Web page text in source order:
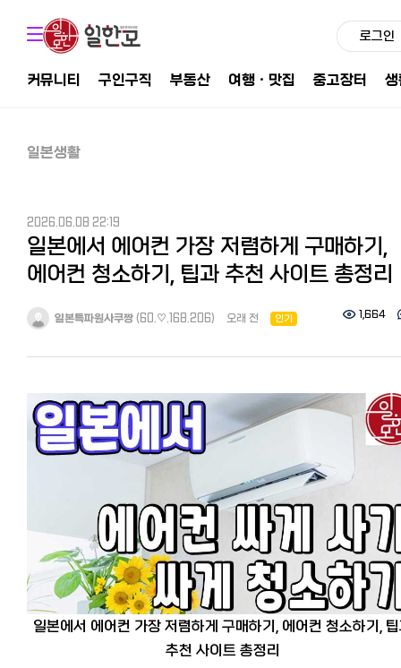
로그인
커뮤니티 구인구직 부동산 여행ㆍ맛집 중고장터
일본생활
2026.06.08 22:19
일본에서 에어컨 가장 저렴하게 구매하기,
에어컨 청소하기, 팁과 추천 사이트 총정리
일본특파원사쿠짱 (60.♡.168.206) 오래 전 인기 1,664
일본에서 에어컨 가장 저렴하게 구매하기, 에어컨 청소하기,
추천 사이트 총정리